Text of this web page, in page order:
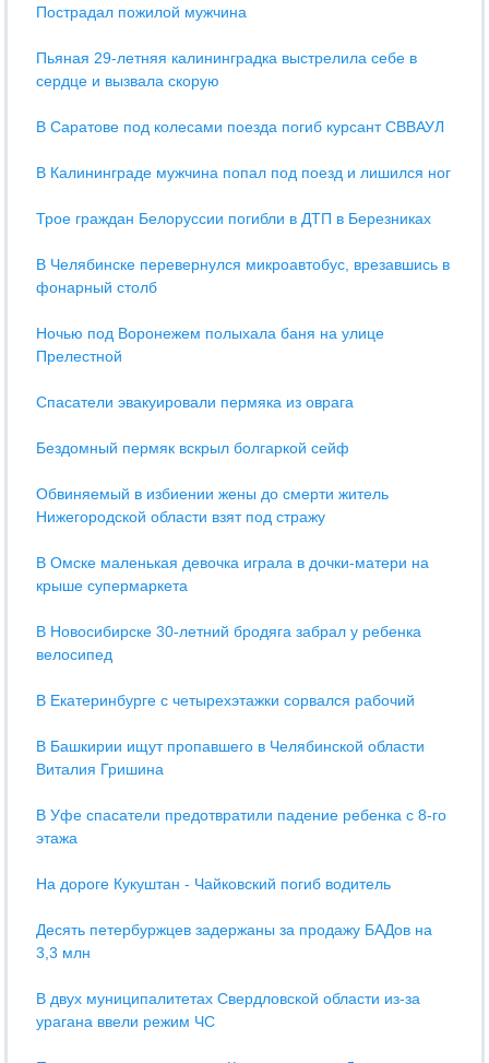
Пострадал пожилой мужчина
Пьяная 29-летняя калининградка выстрелила себе в
сердце и вызвала скорую
В Саратове под колесами поезда погиб курсант СВВАУЛ
В Калининграде мужчина попал под поезд и лишился ног
Трое граждан Белоруссии погибли в ДТП в Березниках
В Челябинске перевернулся микроавтобус, врезавшись в
фонарный столб
Ночью под Воронежем полыхала баня на улице
Прелестной
Спасатели эвакуировали пермяка из оврага
Бездомный пермяк вскрыл болгаркой сейф
Обвиняемый в избиении жены до смерти житель
Нижегородской области взят под стражу
В Омске маленькая девочка играла в дочки-матери на
крыше супермаркета
В Новосибирске 30-летний бродяга забрал у ребенка
велосипед
В Екатеринбурге c четырехэтажки сорвался рабочий
В Башкирии ищут пропавшего в Челябинской области
Виталия Гришина
В Уфе спасатели предотвратили падение ребенка с 8-го
этажа
На дороге Кукуштан - Чайковский погиб водитель
Десять петербуржцев задержаны за продажу БАДов на
3,3 млн
В двух муниципалитетах Свердловской области из-за
урагана ввели режим ЧС